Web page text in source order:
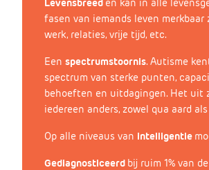
Levensbreed en kan in alle
fasen van iemands leven merkbaar
werk, relaties, vrije tijd, etc.
Een spectrumstoornis. Autisme
spectrum van sterke punten,
behoeften en uitdagingen. Het uit
iedereen anders, zowel qua aard
Op alle niveaus van intelligentie
Gediagnosticeerd bij ruim 1% van de